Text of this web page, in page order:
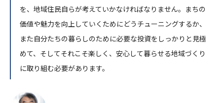
を、地域住民自らが考えていかなければなりません。まちの
価値や魅力を向上していくためにどうチューニングするか、
また自分たちの暮らしのために必要な投資をしっかりと見極
めて、そしてそれこそ楽しく、安心して暮らせる地域づくり
に取り組む必要があります。